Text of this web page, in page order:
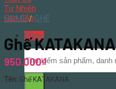
Menu
HOME / GHẾ
Ghế KATAKANA
950.000₫
Tên: Ghế KATAKANA